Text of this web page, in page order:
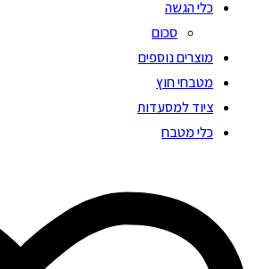
כלי הגשה
סכום
מוצרים נוספים
מטבחי חוץ
ציוד למסעדות
כלי מטבח